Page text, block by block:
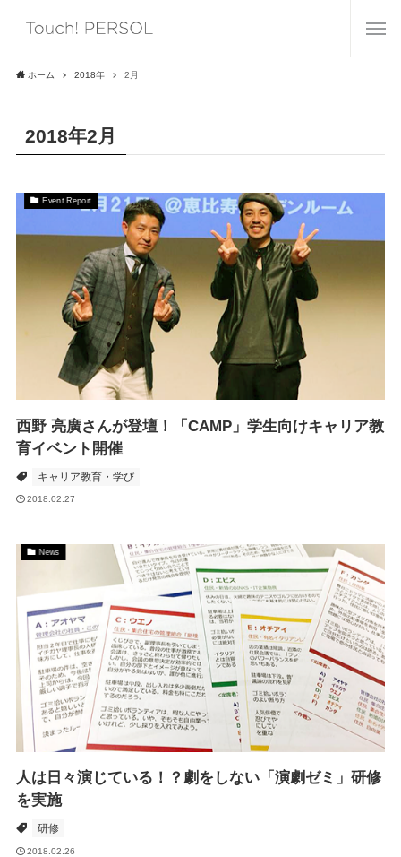
ホーム 2018年 2月
2018年2月
Event Report
西野 亮廣さんが登壇！「CAMP」学生向けキャリア教
育イベント開催
キャリア教育・学び
2018.02.27
News
人は日々演じている！？劇をしない「演劇ゼミ」研修
を実施
研修
2018.02.26